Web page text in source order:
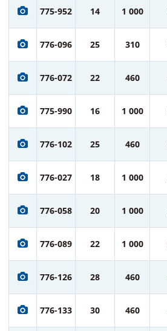
775-952 14 1 000
776-096 25 310
776-072 22 460
775-990 16 1 000
776-102 25 460
776-027 18 1 000
776-058 20 1 000
776-089 22 1 000
776-126 28 460
776-133 30 460